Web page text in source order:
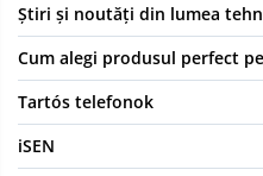
Știri și noutăți din lumea
Cum alegi produsul perfect
Tartós telefonok
iSEN